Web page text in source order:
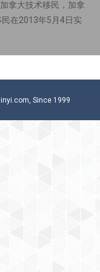
拿大技术移民，加拿
在2013年5月4日实
Since 1999